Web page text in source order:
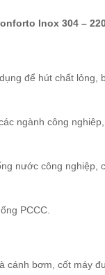
Inox 304 –
để hút chất lỏng,
ngành công
nước công nghiệp,
PCCC.
cánh bơm, cốt máy